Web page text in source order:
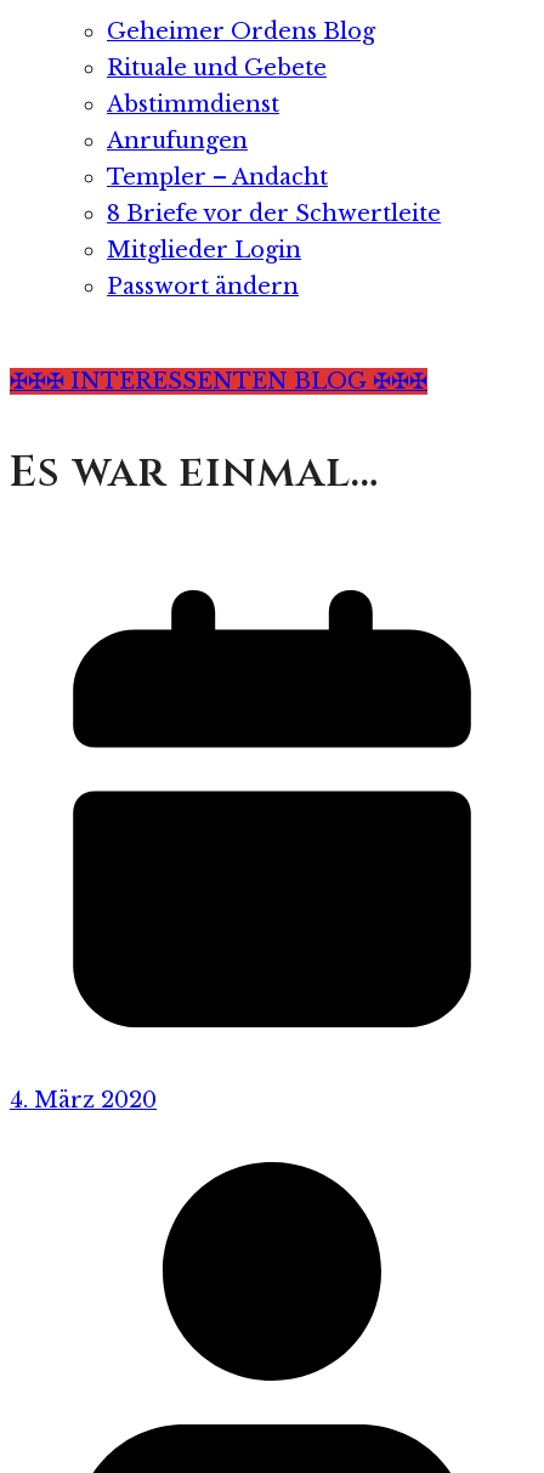
Geheimer Ordens Blog
Rituale und Gebete
Abstimmdienst
Anrufungen
Templer – Andacht
8 Briefe vor der Schwertleite
Mitglieder Login
Passwort ändern
✠✠✠ INTERESSENTEN BLOG ✠✠✠
Es war einmal…
4. März 2020